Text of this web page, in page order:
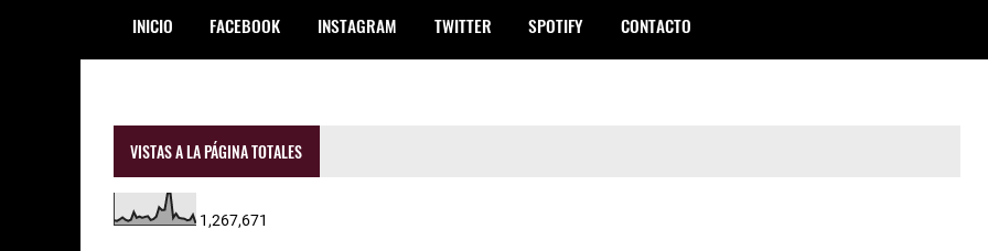
INICIO FACEBOOK INSTAGRAM TWITTER SPOTIFY CONTACTO
VISTAS A LA PÁGINA TOTALES
1,267,671